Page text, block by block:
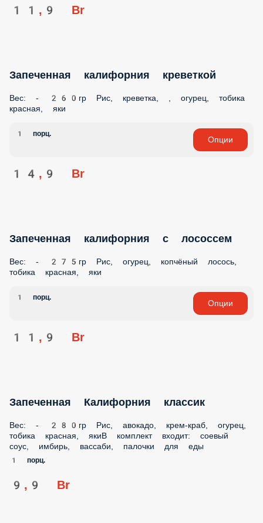
11,9 Br
Запеченная калифорния креветкой
Вес: - 260гр Рис, креветка, , огурец, тобика
красная, яки
1 порц.
Опции
14,9 Br
Запеченная калифорния с лососсем
Вес: - 275гр Рис, огурец, копчёный лосось,
тобика красная, яки
1 порц.
Опции
11,9 Br
Запеченная Калифорния классик
Вес: - 280гр Рис, авокадо, крем-краб, огурец,
тобика красная, якиВ комплект входит: соевый
соус, имбирь, вассаби, палочки для еды
1 порц.
9,9 Br